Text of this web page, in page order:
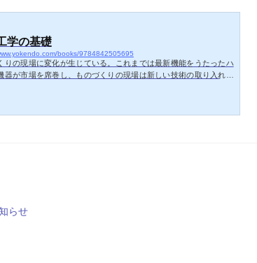
学の基礎
books/9784842505695
りの現場に変化が生じている。これまでは最新機能をうたったハ
器が市場を席巻し、ものづくりの現場は新しい技術の取り入れに
らせ